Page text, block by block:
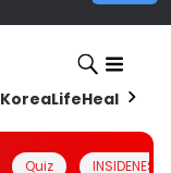
KoreaLifeHealth
Quiz INSIDENESIA